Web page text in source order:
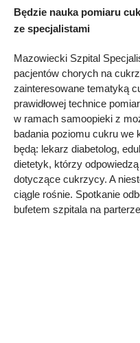
Będzie nauka pomiaru
ze specjalistami
Mazowiecki Szpital
pacjentów chorych na
zainteresowane tematyką
prawidłowej technice
w ramach samoopieki z
badania poziomu cukru we
będą: lekarz diabetolog,
dietetyk, którzy
dotyczące cukrzycy. A
ciągle rośnie. Spotkanie
bufetem szpitala na